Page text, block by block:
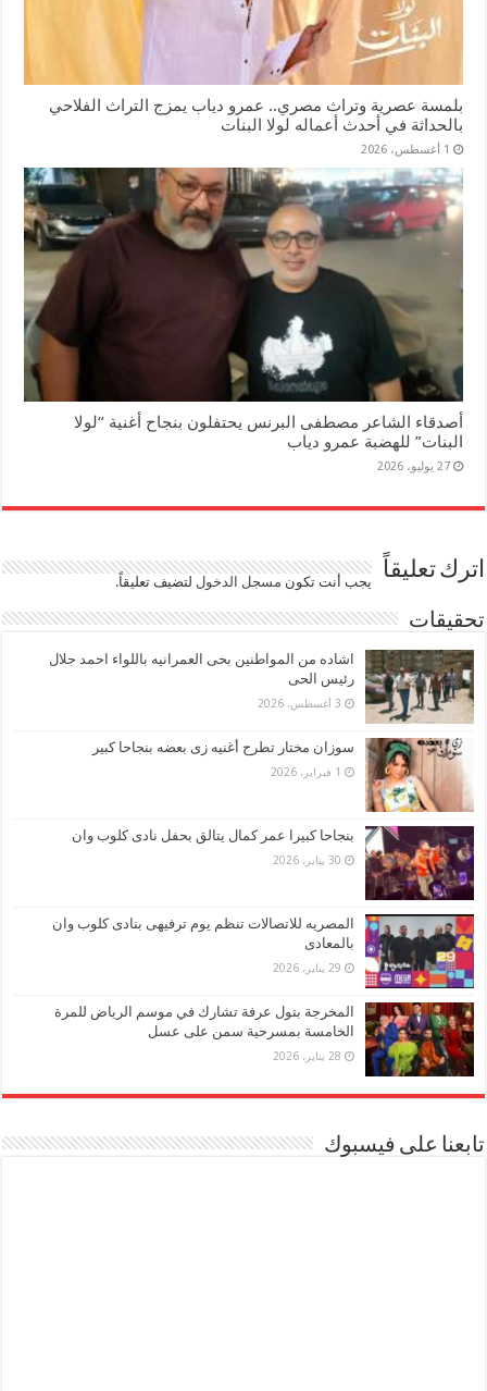
بلمسة عصرية وتراث مصري.. عمرو دياب يمزج التراث الفلاحي
بالحداثة في أحدث أعماله لولا البنات
1 أغسطس، 2026
أصدقاء الشاعر مصطفى البرنس يحتفلون بنجاح أغنية “لولا
البنات” للهضبة عمرو دياب
27 يوليو، 2026
اترك تعليقاً يجب أنت تكون مسجل الدخول لتضيف تعليقاً.
تحقيقات
اشاده من المواطنين بحى العمرانيه باللواء احمد جلال
رئيس الحى
3 أغسطس، 2026
سوزان مختار تطرح أغنيه زى بعضه بنجاحا كبير
1 فبراير، 2026
بنجاحا كبيرا عمر كمال يتالق بحفل نادى كلوب وان
30 يناير، 2026
المصريه للاتصالات تنظم يوم ترفيهى بنادى كلوب وان
بالمعادى
29 يناير، 2026
المخرجة بتول عرفة تشارك في موسم الرياض للمرة
الخامسة بمسرحية سمن على عسل
28 يناير، 2026
تابعنا على فيسبوك